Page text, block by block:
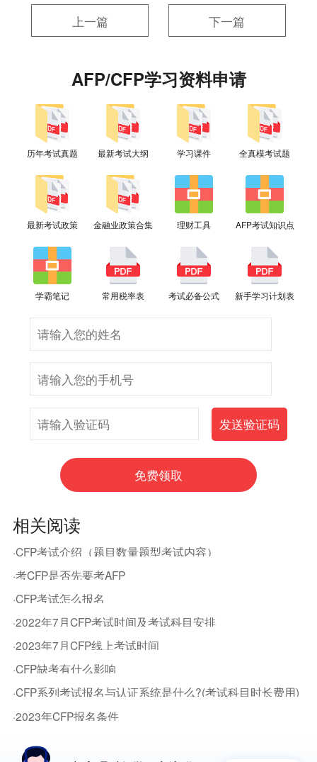
上一篇 下一篇
AFP/CFP学习资料申请
历年考试真题 最新考试大纲 学习课件 全真模考试题
最新考试政策 金融业政策合集 理财工具 AFP考试知识点
学霸笔记 常用税率表 考试必备公式 新手学习计划表
相关阅读
·CFP考试介绍（题目数量题型考试内容）
·考CFP是否先要考AFP
·CFP考试怎么报名
·2022年7月CFP考试时间及考试科目安排
·2023年7月CFP线上考试时间
·CFP缺考有什么影响
·CFP系列考试报名与认证系统是什么?(考试科目时长费用)
·2023年CFP报名条件